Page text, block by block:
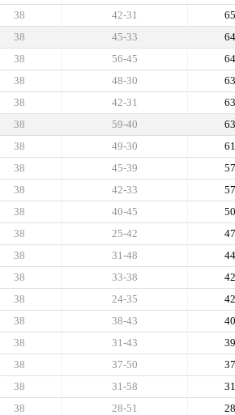
65
42-31
38
64
45-33
38
64
56-45
38
63
48-30
38
63
42-31
38
63
59-40
38
61
49-30
38
57
45-39
38
57
42-33
38
50
40-45
38
47
25-42
38
44
31-48
38
42
33-38
38
42
24-35
38
40
38-43
38
39
31-43
38
37
37-50
38
31
31-58
38
28
28-51
38